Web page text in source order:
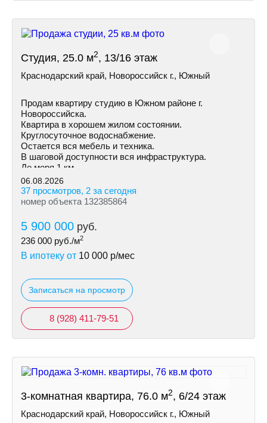
Студия, 25.0 м2, 13/16 этаж
Краснодарский край, Новороссийск г., Южный
Продам квартиру студию в Южном районе г.
Новороссийска.
Квартира в хорошем жилом состоянии.
Круглосуточное водоснабжение.
Остается вся мебель и техника.
В шаговой доступности вся инфраструктура.
До моря 1 км.
06.08.2026
37 просмотров, 2 за сегодня
номер объекта 132385864
5 900 000 руб.
236 000 руб./м2
В ипотеку от 10 000 р/мес
Записаться на просмотр
8 (928) 411-79-51
3-комнатная квартира, 76.0 м2, 6/24 этаж
Краснодарский край, Новороссийск г., Южный